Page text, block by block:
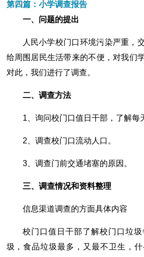
第四篇：小学调查报告
一、问题的提出
人民小学校门口环境污染严重，
给周围居民生活带来的不便，对我们
对此，我们进行了调查。
二、调查方法
1、询问校门口值日干部，了解每
2、调查校门口流动人口。
3、调查门前交通堵塞的原因。
三、调查情况和资料整理
信息渠道调查的方面具体内容
校门口值日干部了解校门口垃
圾，食品垃圾最多，又最不卫生，